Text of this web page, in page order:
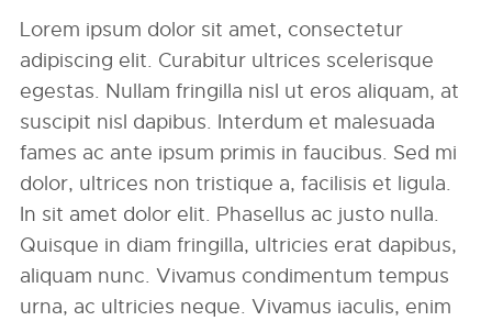
Lorem ipsum dolor sit amet, consectetur
adipiscing elit. Curabitur ultrices scelerisque
egestas. Nullam fringilla nisl ut eros aliquam, at
suscipit nisl dapibus. Interdum et malesuada
fames ac ante ipsum primis in faucibus. Sed mi
dolor, ultrices non tristique a, facilisis et ligula.
In sit amet dolor elit. Phasellus ac justo nulla.
Quisque in diam fringilla, ultricies erat dapibus,
aliquam nunc. Vivamus condimentum tempus
urna, ac ultricies neque. Vivamus iaculis, enim